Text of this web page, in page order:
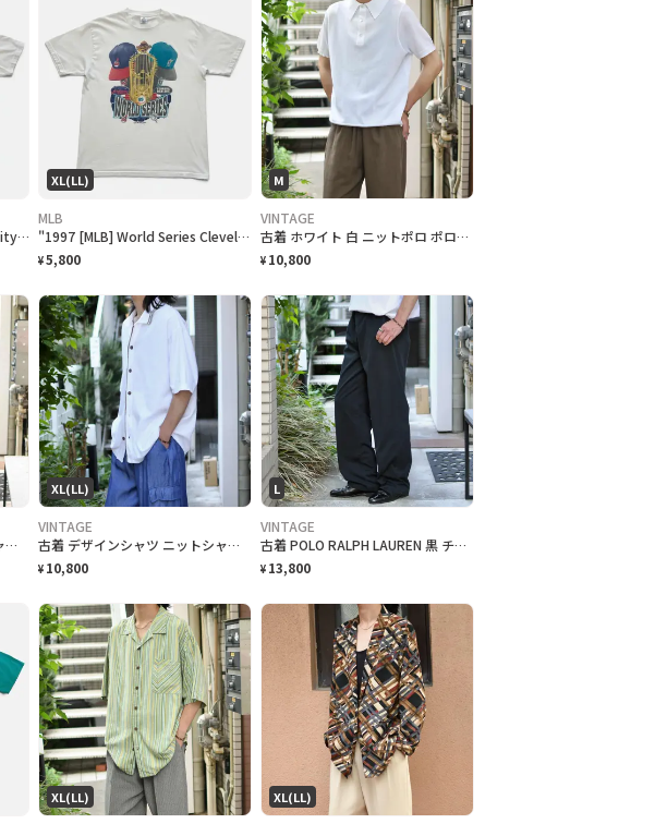
90s "Hardin Simmons University Cowboy Baseball" T-Shirt ハーディン シモンズ大学 カウボーイズベースボール Tシャツ [XL]
XL(LL)
MLB
"1997 [MLB] World Series Cleveland Indians vs Florida Marlins" T-Shirt [XL]
¥5,800
M
VINTAGE
古着 ホワイト 白 ニットポロ ポロシャツ 半袖ポロシャツ プルオーバー
¥ 10,800
古着 レーヨンシャツ アロハシャツ 夕日 半袖シャツ オープンカラーシャツ
XL(LL)
VINTAGE
古着 デザインシャツ ニットシャツ 半袖シャツ ホワイト 白 シャツ
¥ 10,800
L
VINTAGE
古着 POLO RALPH LAUREN 黒 チノパン チノ ストレート
¥ 13,800
XL(LL) XL(LL)